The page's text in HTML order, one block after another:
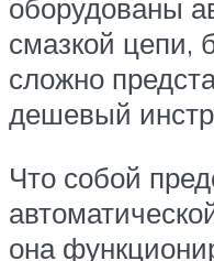
оборудованы
смазкой цепи,
сложно
дешевый
Что собой
она